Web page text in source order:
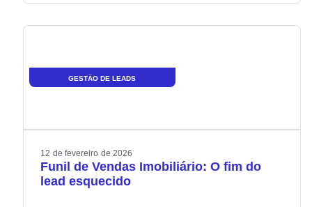
GESTÃO DE LEADS
12 de fevereiro de 2026
Funil de Vendas Imobiliário: O fim do
lead esquecido